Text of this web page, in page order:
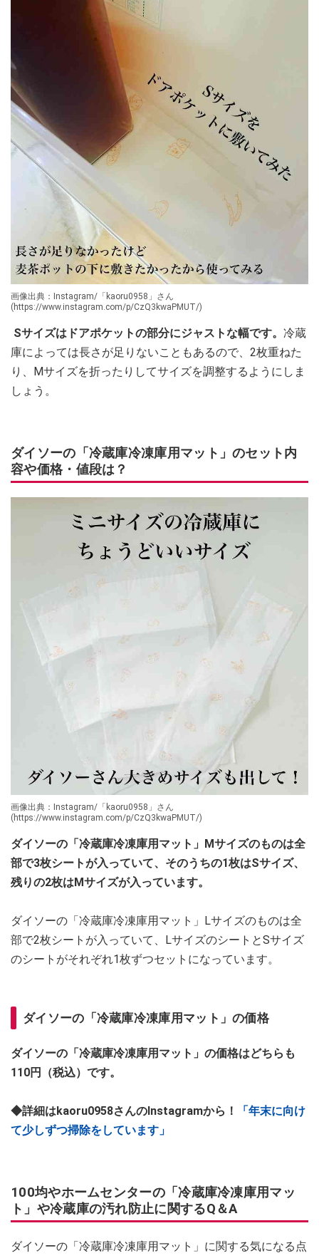
画像出典：Instagram/「kaoru0958」さん
(https://www.instagram.com/p/CzQ3kwaPMUT/)
Sサイズはドアポケットの部分にジャストな幅です。 冷蔵
庫によっては長さが足りないこともあるので、2枚重ねた
り、Mサイズを折ったりしてサイズを調整するようにしま
しょう。
ダイソーの「冷蔵庫冷凍庫用マット」のセット内
容や価格・値段は？
画像出典：Instagram/「kaoru0958」さん
(https://www.instagram.com/p/CzQ3kwaPMUT/)
ダイソーの「冷蔵庫冷凍庫用マット」Mサイズのものは全
部で3枚シートが入っていて、そのうちの1枚はSサイズ、
残りの2枚はMサイズが入っています。
ダイソーの「冷蔵庫冷凍庫用マット」Lサイズのものは全
部で2枚シートが入っていて、LサイズのシートとSサイズ
のシートがそれぞれ1枚ずつセットになっています。
ダイソーの「冷蔵庫冷凍庫用マット」の価格
ダイソーの「冷蔵庫冷凍庫用マット」の価格はどちらも
110円（税込）です。
◆詳細はkaoru0958さんのInstagramから！
「年末に向け
て少しずつ掃除をしています」
100均やホームセンターの「冷蔵庫冷凍庫用マッ
ト」や冷蔵庫の汚れ防止に関するQ＆A
ダイソーの「冷蔵庫冷凍庫用マット」に関する気になる点